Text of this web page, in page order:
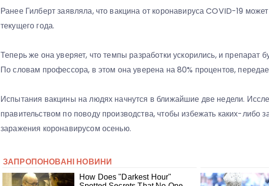
Ранее Гилберт заявляла, что вакцина от коронавируса COVID-19
текущего года.
Теперь же она уверяет, что темпы разработки ускорились, и препарат
По словам профессора, в этом она уверена на 80% процентов,
Испытания вакцины на людях начнутся в ближайшие две недели.
правительством по поводу производства, чтобы избежать каких-либо
заражения коронавирусом осенью.